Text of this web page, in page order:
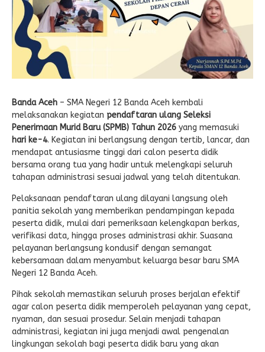
Banda Aceh – SMA Negeri 12 Banda Aceh kembali
melaksanakan kegiatan pendaftaran ulang Seleksi
Penerimaan Murid Baru (SPMB) Tahun 2026 yang memasuki
hari ke-4. Kegiatan ini berlangsung dengan tertib, lancar, dan
mendapat antusiasme tinggi dari calon peserta didik
bersama orang tua yang hadir untuk melengkapi seluruh
tahapan administrasi sesuai jadwal yang telah ditentukan.
Pelaksanaan pendaftaran ulang dilayani langsung oleh
panitia sekolah yang memberikan pendampingan kepada
peserta didik, mulai dari pemeriksaan kelengkapan berkas,
verifikasi data, hingga proses administrasi akhir. Suasana
pelayanan berlangsung kondusif dengan semangat
kebersamaan dalam menyambut keluarga besar baru SMA
Negeri 12 Banda Aceh.
Pihak sekolah memastikan seluruh proses berjalan efektif
agar calon peserta didik memperoleh pelayanan yang cepat,
nyaman, dan sesuai prosedur. Selain menjadi tahapan
administrasi, kegiatan ini juga menjadi awal pengenalan
lingkungan sekolah bagi peserta didik baru yang akan